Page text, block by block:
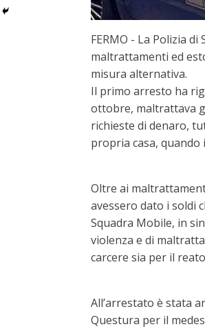
FERMO - La Polizia
maltrattamenti ed
misura alternativa.
Il primo arresto ha
ottobre, maltrattava
richieste di denaro,
propria casa, quando
Oltre ai
avessero dato i soldi
Squadra Mobile, in
violenza e di
carcere sia per il
All’arrestato è stata
Questura per il